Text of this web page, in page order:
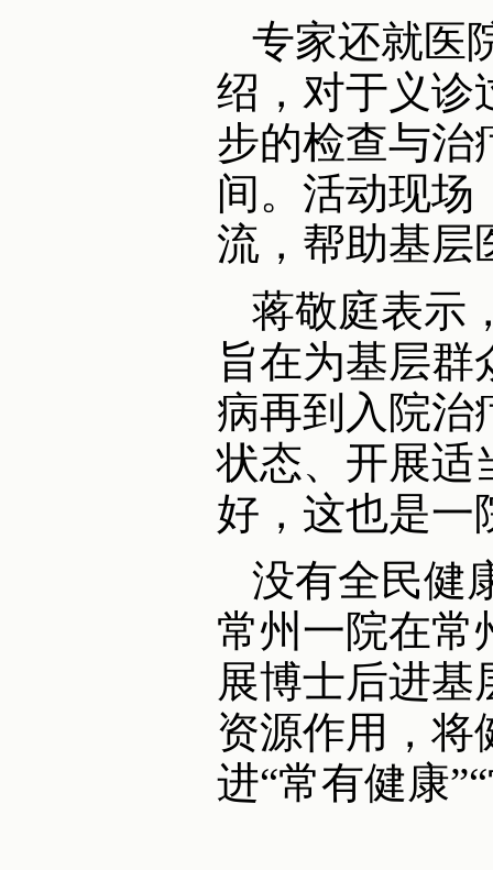
专家还就医
绍，对于义诊
步的检查与治
间。活动现场
流，帮助基层
蒋敬庭表示
旨在为基层
病再到入院治
状态、开展适
好，这也是一
没有全民健
常州一院在常
展博士后进基
资源作用，将
进“常有健康